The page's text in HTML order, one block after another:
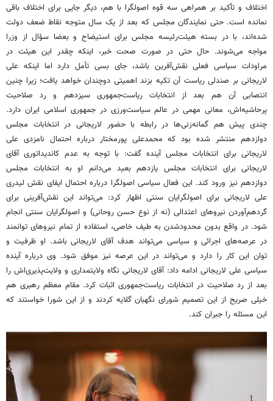
اختلاف و تأکید بر همراهی سه قوه اصولگرا با هم، دیگر جایی برای اختلاف باقی
نمانده است.‌ حتی نمایندگان مجلس که بعد از یک سال متوجه نقاط ضعف دولت
شده‌اند، با در بسته هیئت‌رئیسه مجلس برای استیضاح و بعضا سؤال از وزرا
مواجه می‌شوند.‌ حال حتی در صورت صحت خبر، اینکه چقدر این هیئت در
مراودات سیاسی فعلی نقش‌آفرین باشد، جای بسی تأمل دارد اما اینکه علی
لاریجانی بر صندلی ریاست آن تکیه بزند اهمیتی دوچندان خواهد یافت؛ زیرا چنین
انتصابی آن هم بعد از انتخابات ریاست‌جمهوری سیزدهم و رد صلاحیت
پرحاشیه‌اش، معانی مهمی در عالم سیاست‌ورزی در جمهوری اسلامی ایران دارد.
‌چندی پیش هم گمانه‌زنی‌ها در رابطه با حضور لاریجانی در انتخابات مجلس
دوازدهم منتشر شده بود که محمدعلی پورمختار درباره احتمال نامزدی علی
لاریجانی برای انتخابات مجلس آینده گفت: با توجه به عدم کاندیداتوری آقای
لاریجانی برای انتخابات مجلس یازدهم بعید می‌دانم او به انتخابات مجلس
دوازدهم نیز ورود کند. این فعال سیاسی اصولگرا درباره احتمال ایفای نقش لیدری
علی لاریجانی برای اصولگرایان سنتی اظهار کرد: می‌تواند این نقش‌آفرینی برای
گردهم‌آوردن نیروهای اعتدالی (نه از نوع حسن روحانی) و اصولگرایان سنتی انجام
شود. در واقع بدون محدودشدن به طیف خاصی، استفاده از تمام نیروهای توانمند
در عرصه‌های اجرائی و سیاسی می‌تواند هدف آقای لاریجانی باشد. او ظرفیت و
توان این کار را دارد و می‌تواند در این عرصه نیز موفق شود. وی درباره آینده
سیاسی علی لاریجانی ادامه داد: آقای لاریجانی نگاه ولایتمداری و ولایت‌پذیری‌اش را
بعد از رد صلاحیت در انتخابات ریاست‌جمهوری اثبات کرد. مقام معظم رهبری هم
خیلی صریح از این تصمیم شورای نگهبان گلایه کردند و از این شورا خواستند که
این مسئله را جبران کند.